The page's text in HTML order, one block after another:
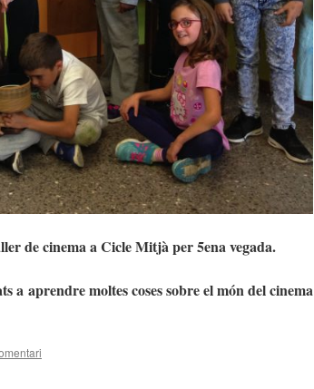
de cinema a Cicle Mitjà per 5ena vegada.
a aprendre moltes coses sobre el món del cinema